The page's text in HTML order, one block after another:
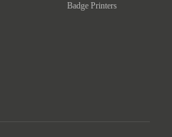
Badge Printers